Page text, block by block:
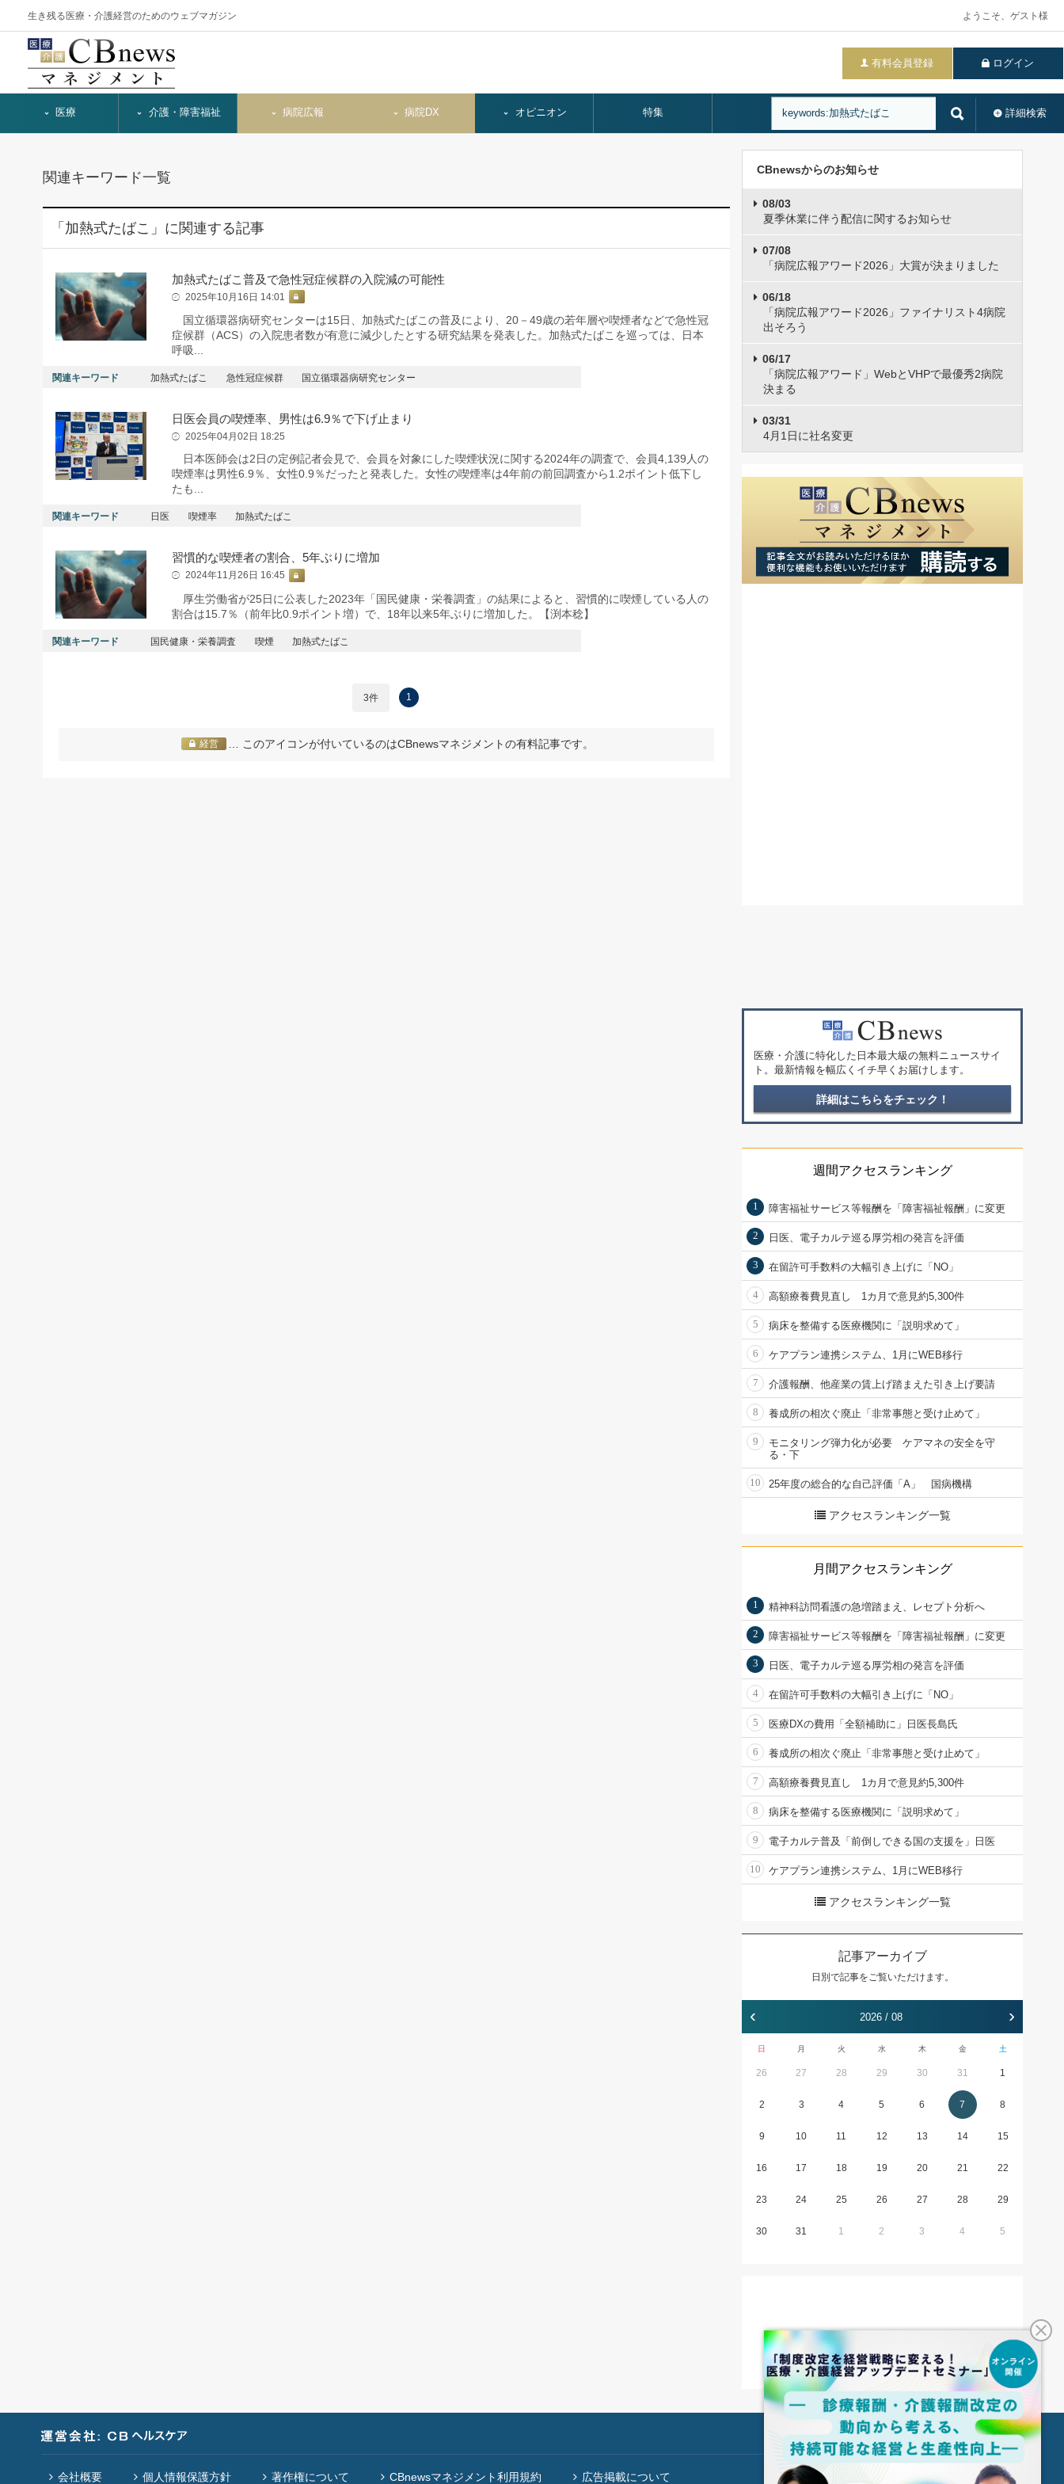
生き残る医療・介護経営のためのウェブマガジン ようこそ、ゲスト様
有料会員登録 ログイン
詳細検索
医療 介護・障害福祉 病院広報 病院DX オピニオン 特集
関連キーワード一覧
「加熱式たばこ」に関連する記事
加熱式たばこ普及で急性冠症候群の入院減の可能性
2025年10月16日 14:01
国立循環器病研究センターは15日、加熱式たばこの普及により、20－49歳の若年層や喫煙者などで急性冠
症候群（ACS）の入院患者数が有意に減少したとする研究結果を発表した。加熱式たばこを巡っては、日本
呼吸...
関連キーワード 加熱式たばこ 急性冠症候群 国立循環器病研究センター
日医会員の喫煙率、男性は6.9％で下げ止まり
2025年04月02日 18:25
日本医師会は2日の定例記者会見で、会員を対象にした喫煙状況に関する2024年の調査で、会員4,139人の
喫煙率は男性6.9％、女性0.9％だったと発表した。女性の喫煙率は4年前の前回調査から1.2ポイント低下し
たも...
関連キーワード 日医 喫煙率 加熱式たばこ
習慣的な喫煙者の割合、5年ぶりに増加
2024年11月26日 16:45
厚生労働省が25日に公表した2023年「国民健康・栄養調査」の結果によると、習慣的に喫煙している人の
割合は15.7％（前年比0.9ポイント増）で、18年以来5年ぶりに増加した。【渕本稔】
関連キーワード 国民健康・栄養調査 喫煙 加熱式たばこ
3件 1
経営 … このアイコンが付いているのはCBnewsマネジメントの有料記事です。
CBnewsからのお知らせ
08/03
夏季休業に伴う配信に関するお知らせ
07/08
「病院広報アワード2026」大賞が決まりました
06/18
「病院広報アワード2026」ファイナリスト4病院
出そろう
06/17
「病院広報アワード」WebとVHPで最優秀2病院
決まる
03/31
4月1日に社名変更
医療・介護に特化した日本最大級の無料ニュースサイ
ト。最新情報を幅広くイチ早くお届けします。
詳細はこちらをチェック！
週間アクセスランキング
1 障害福祉サービス等報酬を「障害福祉報酬」に変更
2 日医、電子カルテ巡る厚労相の発言を評価
3 在留許可手数料の大幅引き上げに「NO」
4 高額療養費見直し 1カ月で意見約5,300件
5 病床を整備する医療機関に「説明求めて」
6 ケアプラン連携システム、1月にWEB移行
7 介護報酬、他産業の賃上げ踏まえた引き上げ要請
8 養成所の相次ぐ廃止「非常事態と受け止めて」
9
モニタリング弾力化が必要 ケアマネの安全を守
る・下
10 25年度の総合的な自己評価「A」 国病機構
アクセスランキング一覧
月間アクセスランキング
1 精神科訪問看護の急増踏まえ、レセプト分析へ
2 障害福祉サービス等報酬を「障害福祉報酬」に変更
3 日医、電子カルテ巡る厚労相の発言を評価
4 在留許可手数料の大幅引き上げに「NO」
5 医療DXの費用「全額補助に」日医長島氏
6 養成所の相次ぐ廃止「非常事態と受け止めて」
7 高額療養費見直し 1カ月で意見約5,300件
8 病床を整備する医療機関に「説明求めて」
9 電子カルテ普及「前倒しできる国の支援を」日医
10 ケアプラン連携システム、1月にWEB移行
アクセスランキング一覧
記事アーカイブ
日別で記事をご覧いただけます。
‹ 2026 / 08 ›
日 月 火 水 木 金 土
26 27 28 29 30 31 1
2 3 4 5 6 7 8
9 10 11 12 13 14 15
16 17 18 19 20 21 22
23 24 25 26 27 28 29
30 31 1 2 3 4 5
会社概要 個人情報保護方針 著作権について CBnewsマネジメント利用規約 広告掲載について